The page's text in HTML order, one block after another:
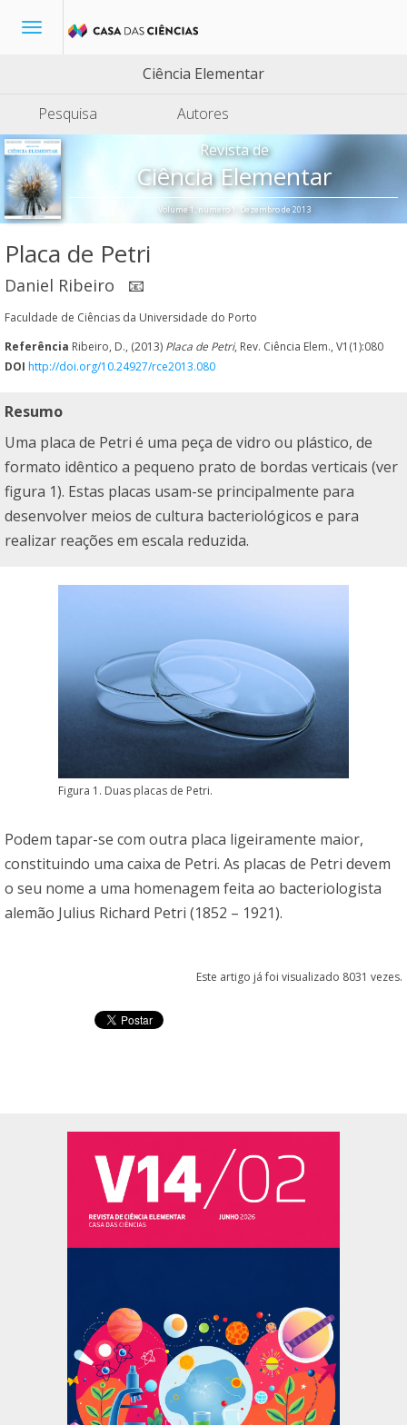
Toggle
Ciência Elementar
Pesquisa
Autores
Revista de
Ciência Elementar
Volume 1, número 1, Dezembro de 2013
Placa de Petri
Daniel Ribeiro 📧
Faculdade de Ciências da Universidade do Porto
Referência Ribeiro, D., (2013) Placa de Petri, Rev. Ciência Elem., V1(1):080
DOI http://doi.org/10.24927/rce2013.080
Resumo
Uma placa de Petri é uma peça de vidro ou plástico, de
formato idêntico a pequeno prato de bordas verticais (ver
figura 1). Estas placas usam-se principalmente para
desenvolver meios de cultura bacteriológicos e para
realizar reações em escala reduzida.
Figura 1. Duas placas de Petri.
Podem tapar-se com outra placa ligeiramente maior,
constituindo uma caixa de Petri. As placas de Petri devem
o seu nome a uma homenagem feita ao bacteriologista
alemão Julius Richard Petri (1852 – 1921).
Este artigo já foi visualizado 8031 vezes.